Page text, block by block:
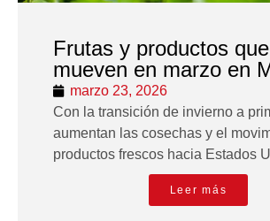
Frutas y productos
mueven en marzo en
marzo 23, 2026
Con la transición de invierno a
aumentan las cosechas y el
productos frescos hacia Estados
Leer más